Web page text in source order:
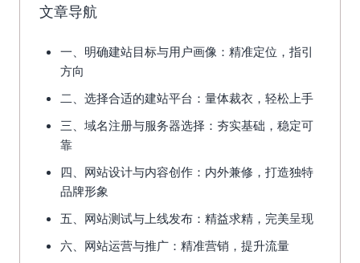
文章导航
一、明确建站目标与用户画像：精准定位，指引
方向
二、选择合适的建站平台：量体裁衣，轻松上手
三、域名注册与服务器选择：夯实基础，稳定可
靠
四、网站设计与内容创作：内外兼修，打造独特
品牌形象
五、网站测试与上线发布：精益求精，完美呈现
六、网站运营与推广：精准营销，提升流量